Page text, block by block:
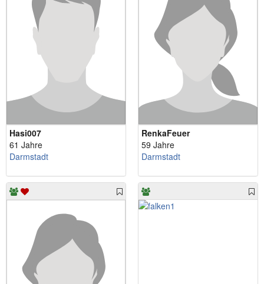
Hasi007
61 Jahre
Darmstadt
RenkaFeuer
59 Jahre
Darmstadt